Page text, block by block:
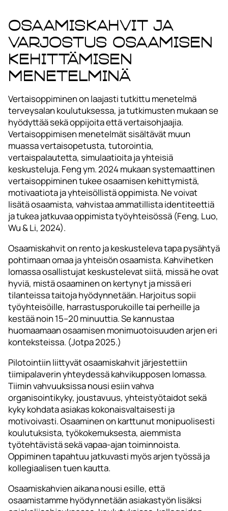
Osaamiskahvit ja
varjostus osaamisen
kehittämisen
menetelminä
Vertaisoppiminen on laajasti tutkittu menetelmä
terveysalan koulutuksessa, ja tutkimusten mukaan se
hyödyttää sekä oppijoita että vertaisohjaajia.
Vertaisoppimisen menetelmät sisältävät muun
muassa vertaisopetusta, tutorointia,
vertaispalautetta, simulaatioita ja yhteisiä
keskusteluja. Feng ym. 2024 mukaan systemaattinen
vertaisoppiminen tukee osaamisen kehittymistä,
motivaatiota ja yhteisöllistä oppimista. Ne voivat
lisätä osaamista, vahvistaa ammatillista identiteettiä
ja tukea jatkuvaa oppimista työyhteisössä (Feng, Luo,
Wu & Li, 2024).
Osaamiskahvit on rento ja keskusteleva tapa pysähtyä
pohtimaan omaa ja yhteisön osaamista. Kahvihetken
lomassa osallistujat keskustelevat siitä, missä he ovat
hyviä, mistä osaaminen on kertynyt ja missä eri
tilanteissa taitoja hyödynnetään. Harjoitus sopii
työyhteisöille, harrastusporukoille tai perheille ja
kestää noin 15–20 minuuttia. Se kannustaa
huomaamaan osaamisen monimuotoisuuden arjen eri
konteksteissa. (Jotpa 2025.)
Pilotointiin liittyvät osaamiskahvit järjestettiin
tiimipalaverin yhteydessä kahvikupposen lomassa.
Tiimin vahvuuksissa nousi esiin vahva
organisointikyky, joustavuus, yhteistyötaidot sekä
kyky kohdata asiakas kokonaisvaltaisesti ja
motivoivasti. Osaaminen on karttunut monipuolisesti
koulutuksista, työkokemuksesta, aiemmista
työtehtävistä sekä vapaa-ajan toiminnoista.
Oppiminen tapahtuu jatkuvasti myös arjen työssä ja
kollegiaalisen tuen kautta.
Osaamiskahvien aikana nousi esille, että
osaamistamme hyödynnetään asiakastyön lisäksi